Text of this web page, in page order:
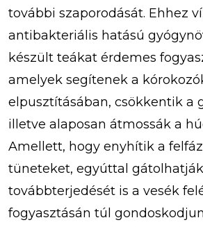
további szaporodását. Ehhez
antibakteriális hatású
készült teákat érdemes
amelyek segítenek a
elpusztításában, csökkentik a
illetve alaposan átmossák a
Amellett, hogy enyhítik a
tüneteket, egyúttal
továbbterjedését is a vesék
fogyasztásán túl